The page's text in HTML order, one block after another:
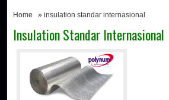
Home » insulation standar internasional
Insulation Standar Internasional